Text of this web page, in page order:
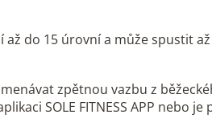
do 15 úrovní a může spustit
zpětnou vazbu z
SOLE FITNESS APP nebo je